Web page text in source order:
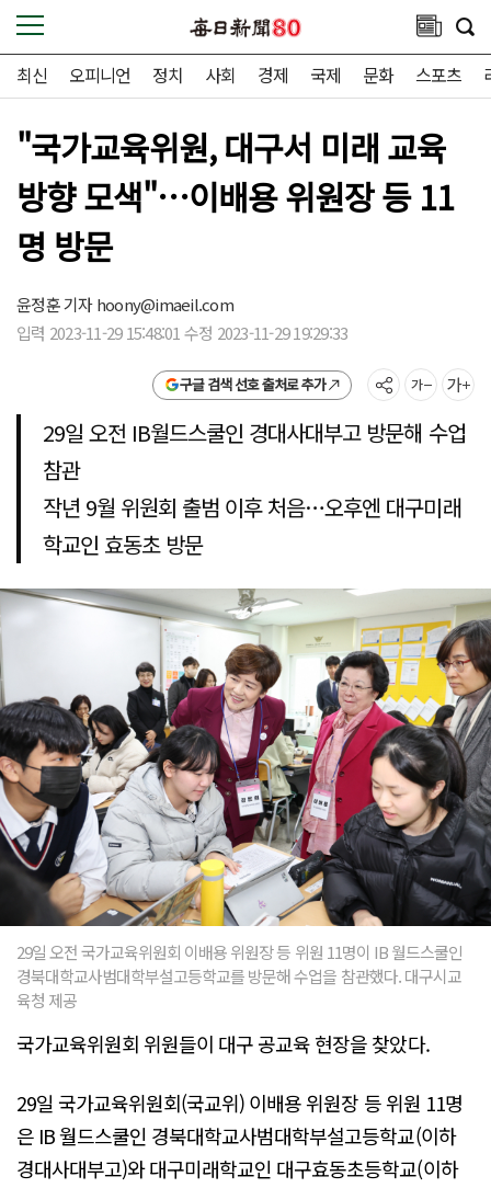
최신 오피니언 정치 사회 경제 국제 문화 스포츠
"국가교육위원, 대구서 미래 교육
방향 모색"…이배용 위원장 등 11
명 방문
윤정훈 기자hoony@imaeil.com
입력 2023-11-29 15:48:01 수정 2023-11-29 19:29:33
구글 검색 선호 출처로 추가
29일 오전 IB월드스쿨인 경대사대부고 방문해 수업
참관
작년 9월 위원회 출범 이후 처음…오후엔 대구미래
학교인 효동초 방문
29일 오전 국가교육위원회 이배용 위원장 등 위원 11명이 IB 월드스쿨인
경북대학교사범대학부설고등학교를 방문해 수업을 참관했다. 대구시교
육청 제공
국가교육위원회 위원들이 대구 공교육 현장을 찾았다.
29일 국가교육위원회(국교위) 이배용 위원장 등 위원 11명
은 IB 월드스쿨인 경북대학교사범대학부설고등학교(이하
경대사대부고)와 대구미래학교인 대구효동초등학교(이하